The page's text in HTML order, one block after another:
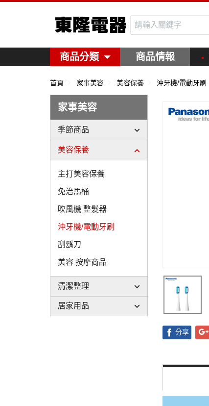
東隆電器
商品分類 商品情報
首頁 家事美容 美容保養 沖牙機/電動牙刷
家事美容
季節商品
美容保養
主打美容保養
免治馬桶
吹風機 整髮器
沖牙機/電動牙刷
刮鬍刀
美容 按摩商品
清潔整理
居家用品
分享